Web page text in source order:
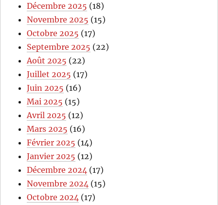
Décembre 2025 (18)
Novembre 2025 (15)
Octobre 2025 (17)
Septembre 2025 (22)
Août 2025 (22)
Juillet 2025 (17)
Juin 2025 (16)
Mai 2025 (15)
Avril 2025 (12)
Mars 2025 (16)
Février 2025 (14)
Janvier 2025 (12)
Décembre 2024 (17)
Novembre 2024 (15)
Octobre 2024 (17)